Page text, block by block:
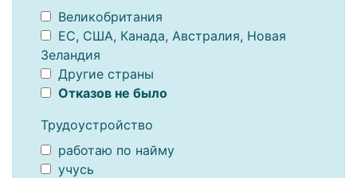
Великобритания
ЕС, США, Канада, Австралия, Новая
Зеландия
Другие страны
Отказов не было
Трудоустройство
работаю по найму
учусь